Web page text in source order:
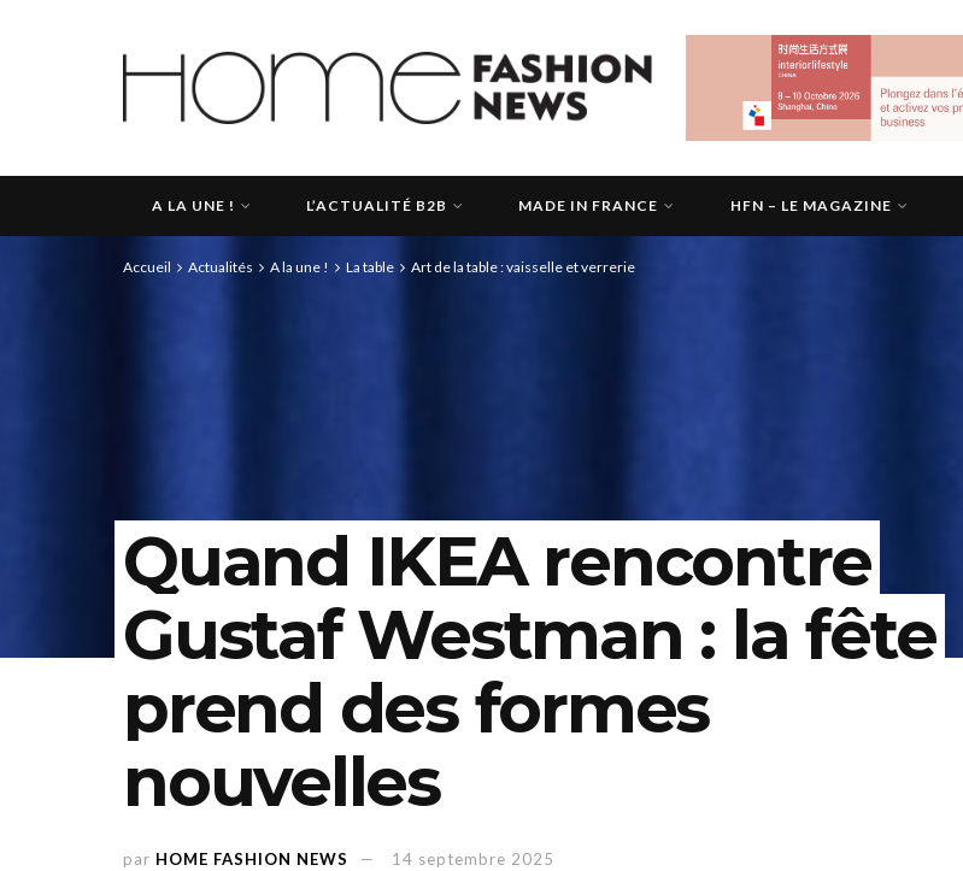
A LA UNE ! L’ACTUALITÉ B2B MADE IN FRANCE HFN – LE MAGAZINE
Accueil Actualités A la une ! La table Art de la table : vaisselle et verrerie
Quand IKEA rencontre
Gustaf Westman : la fête
prend des formes
nouvelles
par HOME FASHION NEWS 14 septembre 2025